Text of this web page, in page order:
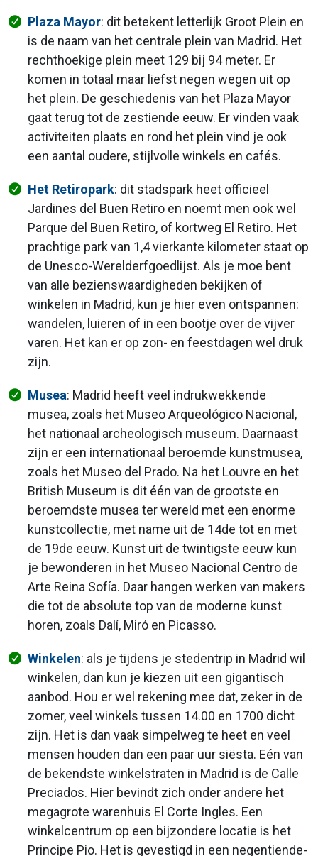
Plaza Mayor: dit betekent letterlijk Groot Plein en
is de naam van het centrale plein van Madrid. Het
rechthoekige plein meet 129 bij 94 meter. Er
komen in totaal maar liefst negen wegen uit op
het plein. De geschiedenis van het Plaza Mayor
gaat terug tot de zestiende eeuw. Er vinden vaak
activiteiten plaats en rond het plein vind je ook
een aantal oudere, stijlvolle winkels en cafés.
Het Retiropark: dit stadspark heet officieel
Jardines del Buen Retiro en noemt men ook wel
Parque del Buen Retiro, of kortweg El Retiro. Het
prachtige park van 1,4 vierkante kilometer staat op
de Unesco-Werelderfgoedlijst. Als je moe bent
van alle bezienswaardigheden bekijken of
winkelen in Madrid, kun je hier even ontspannen:
wandelen, luieren of in een bootje over de vijver
varen. Het kan er op zon- en feestdagen wel druk
zijn.
Musea: Madrid heeft veel indrukwekkende
musea, zoals het Museo Arqueológico Nacional,
het nationaal archeologisch museum. Daarnaast
zijn er een internationaal beroemde kunstmusea,
zoals het Museo del Prado. Na het Louvre en het
British Museum is dit één van de grootste en
beroemdste musea ter wereld met een enorme
kunstcollectie, met name uit de 14de tot en met
de 19de eeuw. Kunst uit de twintigste eeuw kun
je bewonderen in het Museo Nacional Centro de
Arte Reina Sofía. Daar hangen werken van makers
die tot de absolute top van de moderne kunst
horen, zoals Dalí, Miró en Picasso.
Winkelen: als je tijdens je stedentrip in Madrid wil
winkelen, dan kun je kiezen uit een gigantisch
aanbod. Hou er wel rekening mee dat, zeker in de
zomer, veel winkels tussen 14.00 en 1700 dicht
zijn. Het is dan vaak simpelweg te heet en veel
mensen houden dan een paar uur siësta. Eén van
de bekendste winkelstraten in Madrid is de Calle
Preciados. Hier bevindt zich onder andere het
megagrote warenhuis El Corte Ingles. Een
winkelcentrum op een bijzondere locatie is het
Principe Pio. Het is gevestigd in een negentiende-